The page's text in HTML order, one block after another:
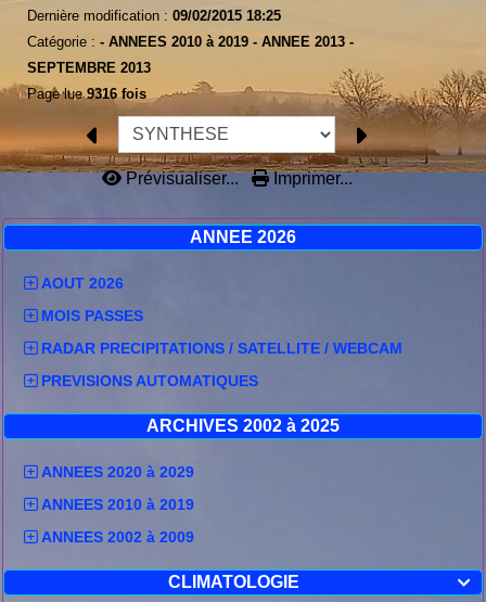
ANNEE 2026
AOUT 2026
MOIS PASSES
RADAR PRECIPITATIONS / SATELLITE / WEBCAM
PREVISIONS AUTOMATIQUES
ARCHIVES 2002 à 2025
ANNEES 2020 à 2029
ANNEES 2010 à 2019
ANNEES 2002 à 2009

CLIMATOLOGIE
Dernière modification : 09/02/2015 18:25
Catégorie : - ANNEES 2010 à 2019 - ANNEE 2013 -
SEPTEMBRE 2013
Page lue9316 fois
Prévisualiser... Imprimer...